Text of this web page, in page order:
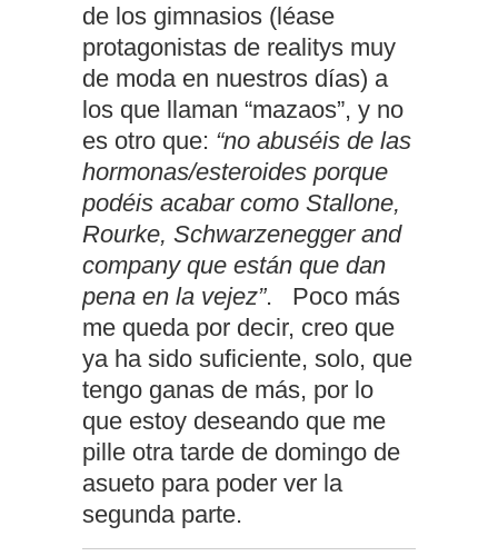
de los gimnasios (léase
protagonistas de realitys muy
de moda en nuestros días) a
los que llaman “mazaos”, y no
es otro que: “no abuséis de las
hormonas/esteroides porque
podéis acabar como Stallone,
Rourke, Schwarzenegger and
company que están que dan
pena en la vejez”. Poco más
me queda por decir, creo que
ya ha sido suficiente, solo, que
tengo ganas de más, por lo
que estoy deseando que me
pille otra tarde de domingo de
asueto para poder ver la
segunda parte.